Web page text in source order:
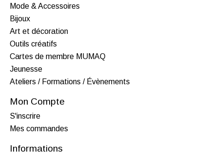
Mode & Accessoires
Bijoux
Art et décoration
Outils créatifs
Cartes de membre MUMAQ
Jeunesse
Ateliers / Formations / Évènements
Mon Compte
S'inscrire
Mes commandes
Informations